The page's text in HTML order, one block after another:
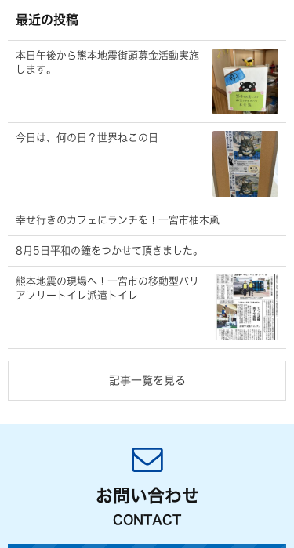
ブ
最近の投稿
本日午後から熊本地震街頭募金活動実施
します。
今日は、何の日？世界ねこの日
幸せ行きのカフェにランチを！一宮市柚木颪
8月5日平和の鐘をつかせて頂きました。
熊本地震の現場へ！一宮市の移動型バリ
アフリートイレ派遣トイレ
記事一覧を見る
お問い合わせ
CONTACT